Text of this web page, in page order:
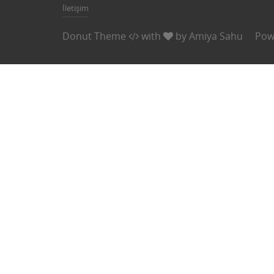
İletişim
Donut Theme with byAmiya Sahu